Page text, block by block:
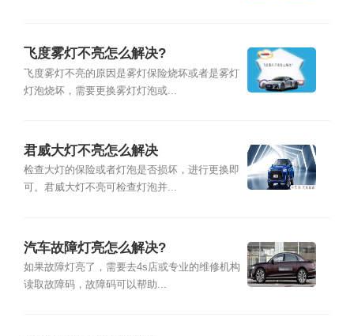
飞度雾灯不亮怎么解决?
飞度雾灯不亮的原因是雾灯保险烧坏或者是雾灯
灯泡烧坏，需要更换雾灯灯泡或...
君威大灯不亮怎么解决
检查大灯的保险或者灯泡是否损坏，进行更换即
可。君威大灯不亮可检查灯泡并...
汽车故障灯亮怎么解决?
如果故障灯亮了，需要去4s店或专业的维修机构
读取故障码，故障码可以帮助...